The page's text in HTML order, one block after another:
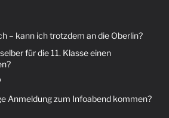
– kann ich trotzdem an die Oberlin?
für die 11. Klasse einen
Anmeldung zum Infoabend kommen?